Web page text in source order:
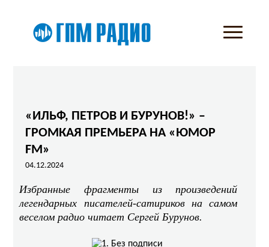
«ИЛЬФ, ПЕТРОВ И БУРУНОВ!» –
ГРОМКАЯ ПРЕМЬЕРА НА «ЮМОР
FM»
04.12.2024
Избранные фрагменты из произведений
легендарных писателей-сатириков на самом
веселом радио читает Сергей Бурунов.